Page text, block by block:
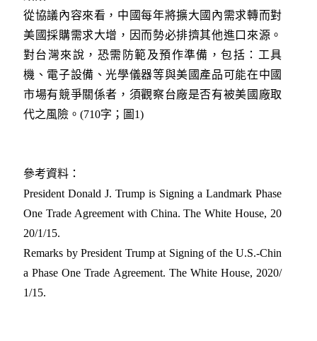
從協議內容來看，中國每年將擴大國內需求轉而對
美國採購需求大增，因而勢必排擠其他進口來源。
對台灣來說，恐需防範及預作準備，包括：工具
機、電子設備、光學儀器等與美國產品可能在中國
市場有競爭關係者，須觀察台廠是否有被美國廠取
代之風險。(710字；圖1)
參考資料：
President Donald J. Trump is Signing a Landmark Phase
One Trade Agreement with China. The White House, 20
20/1/15.
Remarks by President Trump at Signing of the U.S.-Chin
a Phase One Trade Agreement. The White House, 2020/
1/15.